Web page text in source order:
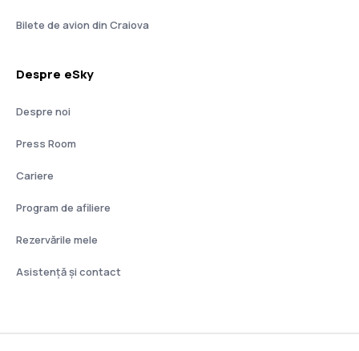
Bilete de avion din Craiova
Despre eSky
Despre noi
Press Room
Cariere
Program de afiliere
Rezervările mele
Asistenţă şi contact